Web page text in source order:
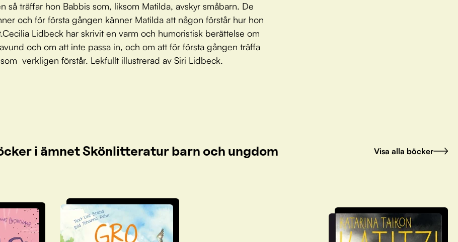
så träffar hon Babbis som, liksom Matilda, avskyr småbarn. De
och för första gången känner Matilda att någon förstår hur hon
Lidbeck har skrivit en varm och humoristisk berättelse om
och om att inte passa in, och om att för första gången träffa
verkligen förstår. Lekfullt illustrerad av Siri Lidbeck.
i ämnet Skönlitteratur barn och ungdom Visa alla böcker